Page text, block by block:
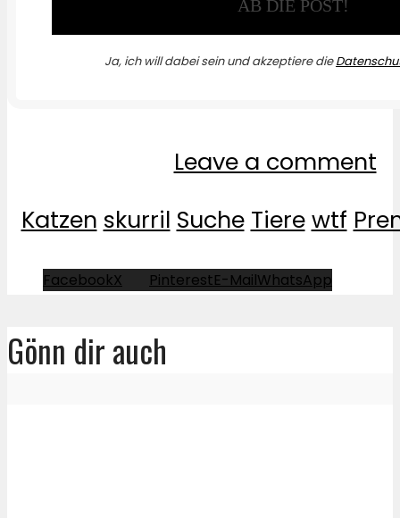
Ja, ich will dabei sein und akzeptiere die
Leave a comment
Katzen skurril Suche Tiere wtf
FacebookX PinterestE-MailWhatsApp
Gönn dir auch